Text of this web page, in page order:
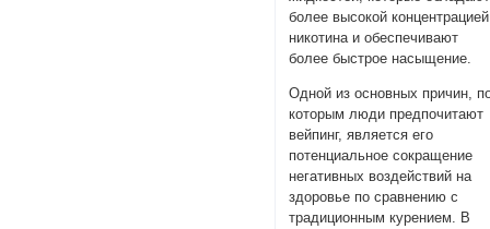
более высокой концентрацией
никотина и обеспечивают
более быстрое насыщение.
Одной из основных причин,
которым люди предпочитают
вейпинг, является его
потенциальное сокращение
негативных воздействий на
здоровье по сравнению с
традиционным курением. В